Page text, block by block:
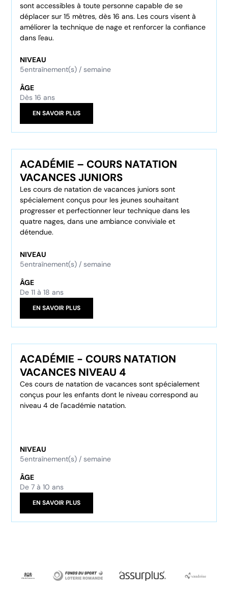
sont accessibles à toute personne capable de se
déplacer sur 15 mètres, dès 16 ans. Les cours visent à
améliorer la technique de nage et renforcer la confiance
dans l'eau.
NIVEAU
5entraînement(s) / semaine
ÂGE
Dès 16 ans
EN SAVOIR PLUS
ACADÉMIE – COURS NATATION
VACANCES JUNIORS
Les cours de natation de vacances juniors sont
spécialement conçus pour les jeunes souhaitant
progresser et perfectionner leur technique dans les
quatre nages, dans une ambiance conviviale et
détendue.
NIVEAU
5entraînement(s) / semaine
ÂGE
De 11 à 18 ans
EN SAVOIR PLUS
ACADÉMIE - COURS NATATION
VACANCES NIVEAU 4
Ces cours de natation de vacances sont spécialement
conçus pour les enfants dont le niveau correspond au
niveau 4 de l'académie natation.
NIVEAU
5entraînement(s) / semaine
ÂGE
De 7 à 10 ans
EN SAVOIR PLUS